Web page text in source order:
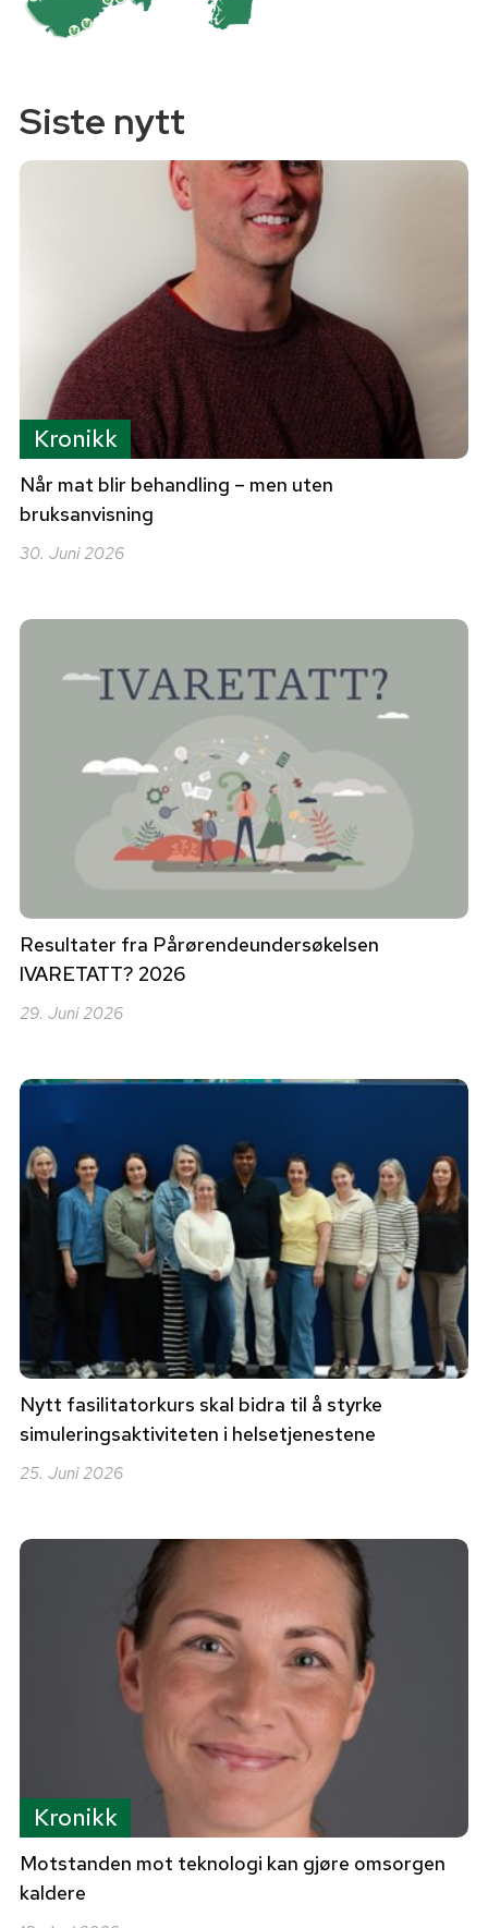
Siste nytt
Kronikk
Når mat blir behandling – men uten
bruksanvisning
30. Juni 2026
Resultater fra Pårørendeundersøkelsen
IVARETATT? 2026
29. Juni 2026
Nytt fasilitatorkurs skal bidra til å styrke
simuleringsaktiviteten i helsetjenestene
25. Juni 2026
Kronikk
Motstanden mot teknologi kan gjøre omsorgen
kaldere